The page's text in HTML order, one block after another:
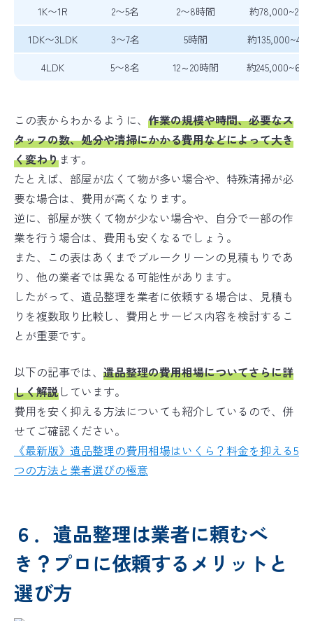
1K〜1R
2〜5名 2〜8時間
約
1DK〜3LDK
3〜7名 5時間
約
4LDK
5〜8名 12～20時間 約
この表からわかるように、 作業の規模や時間、必要なス
タッフの数、処分や清掃にかかる費用などによって大き
く変わります。
たとえば、部屋が広くて物が多い場合や、特殊清掃が必
要な場合は、費用が高くなります。
逆に、部屋が狭くて物が少ない場合や、自分で一部の作
業を行う場合は、費用も安くなるでしょう。
また、この表はあくまでブルークリーンの見積もりであ
り、他の業者では異なる可能性があります。
したがって、遺品整理を業者に依頼する場合は、見積も
りを複数取り比較し、費用とサービス内容を検討するこ
とが重要です。
以下の記事では、 遺品整理の費用相場についてさらに詳
しく解説しています。
費用を安く抑える方法についても紹介しているので、併
せてご確認ください。
《最新版》遺品整理の費用相場はいくら？料金を抑える5
つの方法と業者選びの極意
６．遺品整理は業者に頼むべ
き？プロに依頼するメリットと
選び方